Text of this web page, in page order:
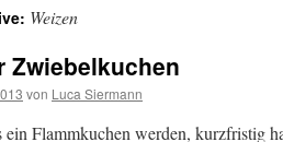
Weizen
Zwiebelkuchen
von Luca Siermann
ein Flammkuchen werden, kurzfristig